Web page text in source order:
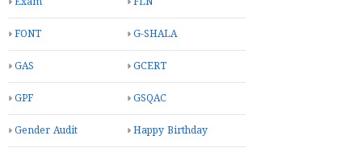
FONT G-SHALA
GAS GCERT
GPF GSQAC
Gender Audit Happy Birthday